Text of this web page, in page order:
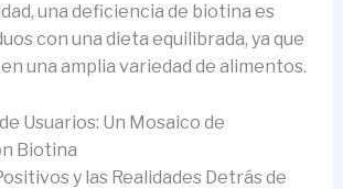
una deficiencia de biotina es
con una dieta equilibrada, ya que
una amplia variedad de alimentos.
Usuarios: Un Mosaico de
Biotina
y las Realidades Detrás de